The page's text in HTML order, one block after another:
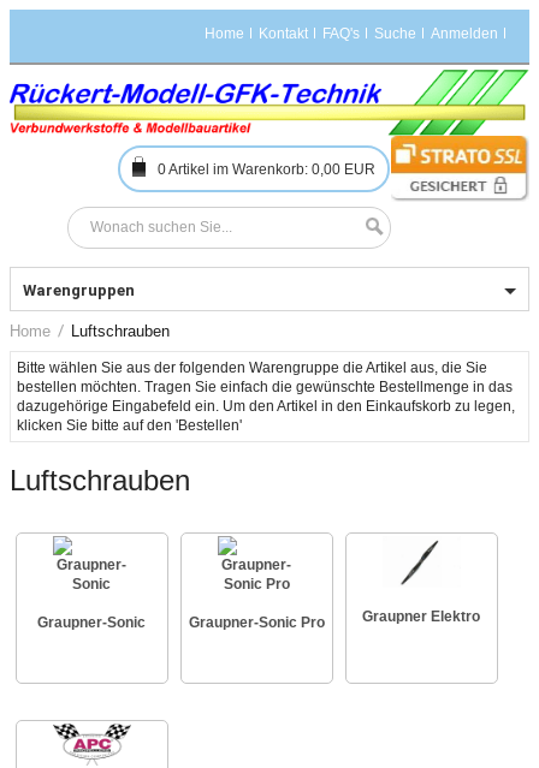
Home Kontakt FAQ's Suche Anmelden
0Artikel im Warenkorb: 0,00 EUR
Warengruppen
Home Luftschrauben
Bitte wählen Sie aus der folgenden Warengruppe die Artikel aus, die Sie
bestellen möchten. Tragen Sie einfach die gewünschte Bestellmenge in das
dazugehörige Eingabefeld ein. Um den Artikel in den Einkaufskorb zu legen,
Luftschrauben
Graupner-Sonic Graupner-Sonic Pro Graupner Elektro